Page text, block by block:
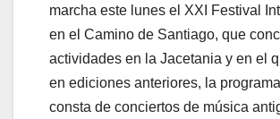
marcha este lunes el XXI Festival
en el Camino de Santiago, que
actividades en la Jacetania y en el
en ediciones anteriores, la
consta de conciertos de música